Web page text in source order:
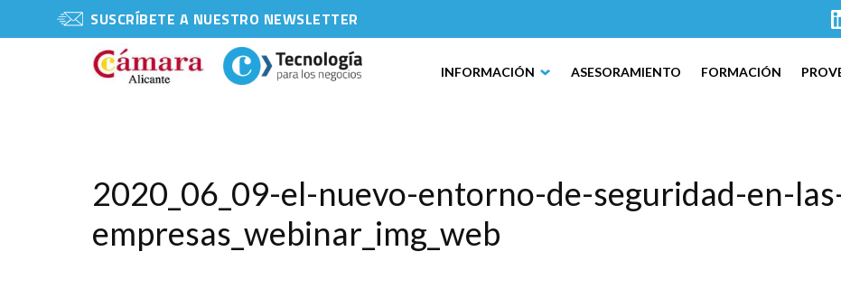
SUSCRÍBETE A NUESTRO NEWSLETTER
INFORMACIÓN ASESORAMIENTO FORMACIÓN
2020_06_09-el-nuevo-entorno-de-seguridad-en-
empresas_webinar_img_web